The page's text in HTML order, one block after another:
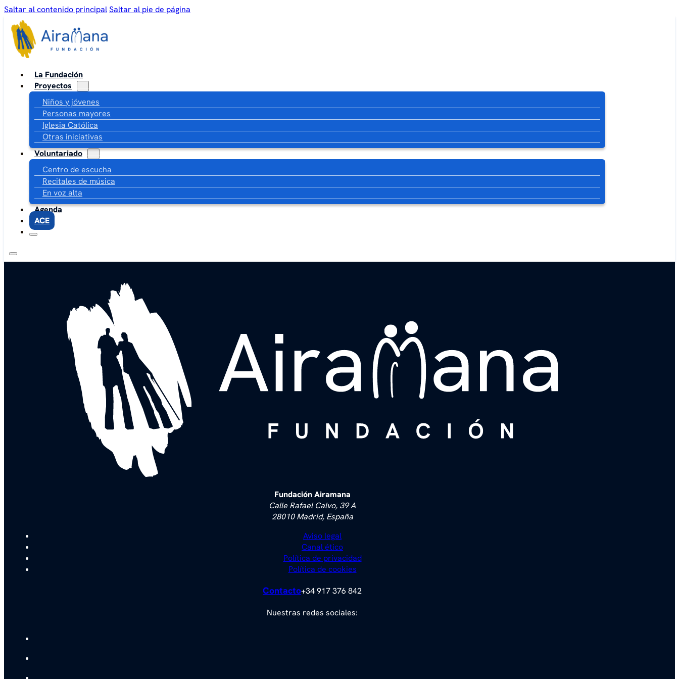
Saltar al contenido principalSaltar al pie de página
La Fundación
Proyectos
Niños y jóvenes
Personas mayores
Iglesia Católica
Otras iniciativas
Voluntariado
Centro de escucha
Recitales de música
En voz alta
Agenda
ACE
Fundación Airamana
Calle Rafael Calvo, 39 A
28010 Madrid, España
Aviso legal
Canal ético
Política de privacidad
Política de cookies
Contacto+34 917 376 842
Nuestras redes sociales: